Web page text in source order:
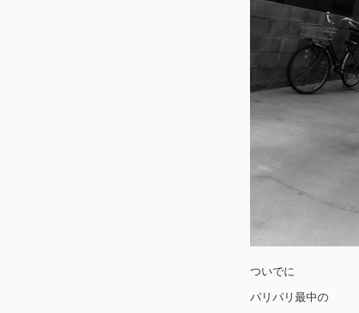
ついでに
パリパリ最中の